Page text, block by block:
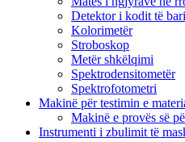
Detektor i kodit të
Kolorimetër
Stroboskop
Metër shkëlqimi
Spektrodensitometër
Spektrofotometri
Makinë për testimin e
Makinë e provës së
Instrumenti i zbulimit të